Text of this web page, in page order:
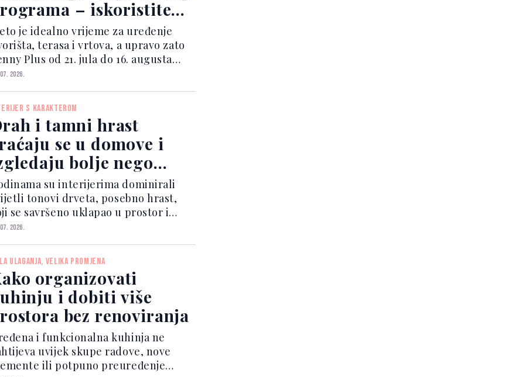
– iskoristite
popuste do 16.
je idealno vrijeme za uređenje
terasa i vrtova, a upravo zato
Plus od 21. jula do 16. augusta
godine organizuje veliku
popuste na veliki broj
2026.
S KARAKTEROM
i tamni hrast
se u domove i
bolje nego
su interijerima dominirali
tonovi drveta, posebno hrast,
se savršeno uklapao u prostor i
doma.
2026.
ULAGANJA, VELIKA PROMJENA
organizovati
i dobiti više
bez renoviranja
i funkcionalna kuhinja ne
uvijek skupe radove, nove
ili potpuno preuređenje